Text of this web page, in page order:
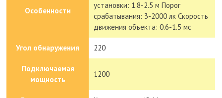
Особенности
установки: 1.8-2.5 м Порог
срабатывания: 3-2000 лк Скорость
движения объекта: 0.6-1.5 мс
Угол обнаружения 220
Подключаемая
мощность
1200